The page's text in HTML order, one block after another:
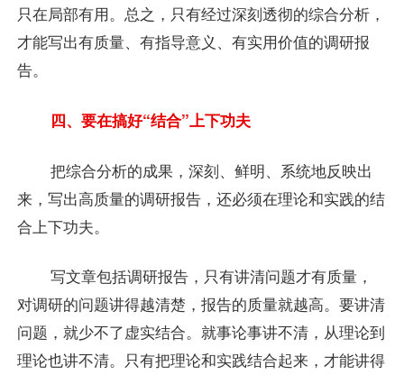
只在局部有用。总之，只有经过深刻透彻的综合分析，
才能写出有质量、有指导意义、有实用价值的调研报
告。
四、要在搞好“结合”上下功夫
把综合分析的成果，深刻、鲜明、系统地反映出
来，写出高质量的调研报告，还必须在理论和实践的结
合上下功夫。
写文章包括调研报告，只有讲清问题才有质量，
对调研的问题讲得越清楚，报告的质量就越高。要讲清
问题，就少不了虚实结合。就事论事讲不清，从理论到
理论也讲不清。只有把理论和实践结合起来，才能讲得